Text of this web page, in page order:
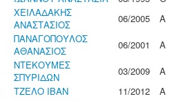
ΧΕΙΛΑΔΑΚΗΣ
ΑΝΑΣΤΑΣΙΟΣ
06/2005
Α
ΠΑΝΑΓΟΠΟΥΛΟΣ
ΑΘΑΝΑΣΙΟΣ
06/2001
Α
ΝΤΕΚΟΥΜΕΣ
ΣΠΥΡΙΔΩΝ
03/2009
Α
ΤΖΕΛΟ ΙΒΑΝ 11/2012
Α